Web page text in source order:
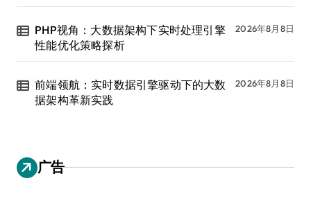
PHP视角：大数据架构下实时处理引擎
性能优化策略探析
2026年8月8日
前端领航：实时数据引擎驱动下的大数
据架构革新实践
2026年8月8日
广告